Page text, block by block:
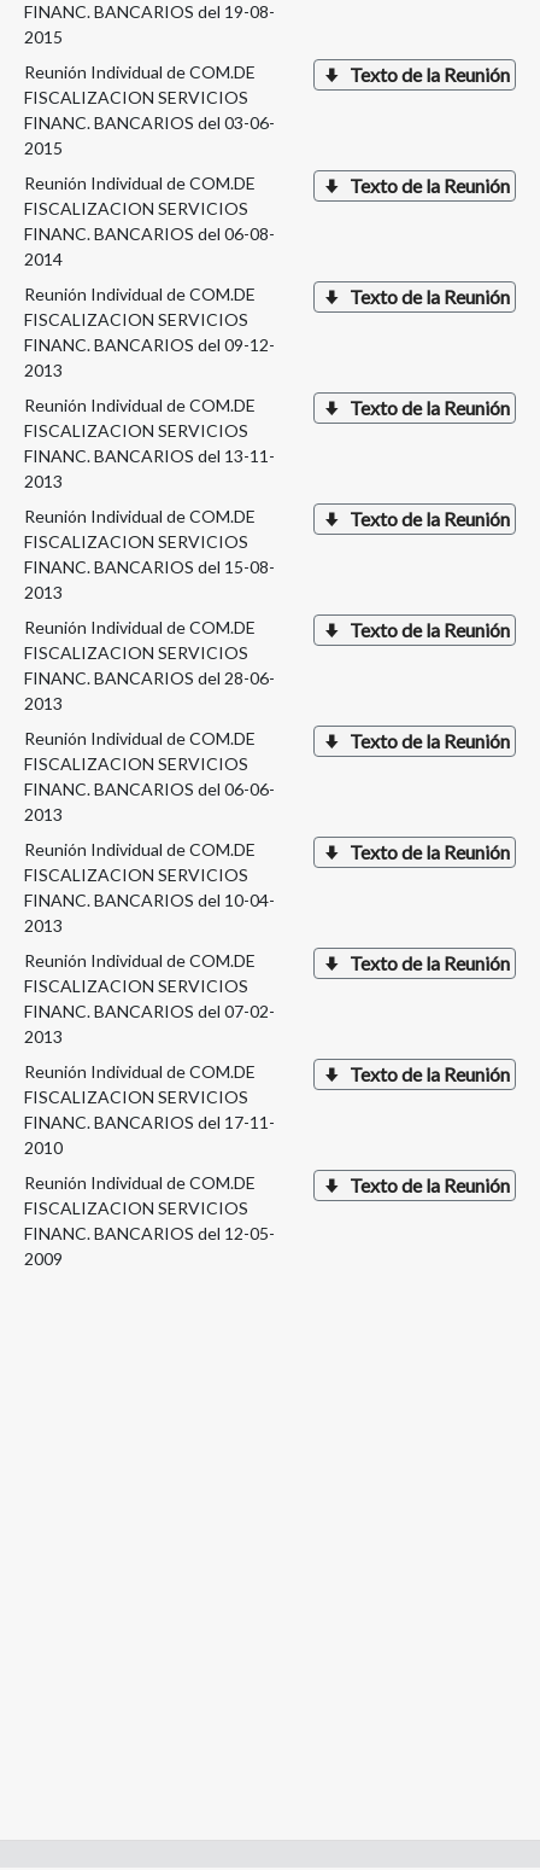
FINANC. BANCARIOS del 19-08-
2015
Reunión Individual de COM.DE
FISCALIZACION SERVICIOS
FINANC. BANCARIOS del 03-06-
2015
Texto de la Reunión
Reunión Individual de COM.DE
FISCALIZACION SERVICIOS
FINANC. BANCARIOS del 06-08-
2014
Texto de la Reunión
Reunión Individual de COM.DE
FISCALIZACION SERVICIOS
FINANC. BANCARIOS del 09-12-
2013
Texto de la Reunión
Reunión Individual de COM.DE
FISCALIZACION SERVICIOS
FINANC. BANCARIOS del 13-11-
2013
Texto de la Reunión
Reunión Individual de COM.DE
FISCALIZACION SERVICIOS
FINANC. BANCARIOS del 15-08-
2013
Texto de la Reunión
Reunión Individual de COM.DE
FISCALIZACION SERVICIOS
FINANC. BANCARIOS del 28-06-
2013
Texto de la Reunión
Reunión Individual de COM.DE
FISCALIZACION SERVICIOS
FINANC. BANCARIOS del 06-06-
2013
Texto de la Reunión
Reunión Individual de COM.DE
FISCALIZACION SERVICIOS
FINANC. BANCARIOS del 10-04-
2013
Texto de la Reunión
Reunión Individual de COM.DE
FISCALIZACION SERVICIOS
FINANC. BANCARIOS del 07-02-
2013
Texto de la Reunión
Reunión Individual de COM.DE
FISCALIZACION SERVICIOS
FINANC. BANCARIOS del 17-11-
2010
Texto de la Reunión
Reunión Individual de COM.DE
FISCALIZACION SERVICIOS
FINANC. BANCARIOS del 12-05-
2009
Texto de la Reunión